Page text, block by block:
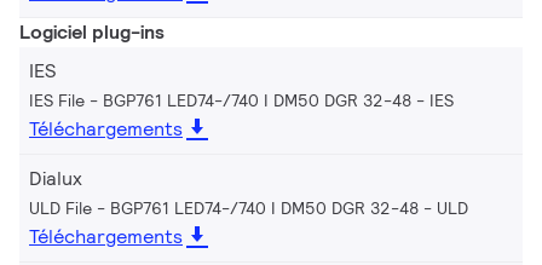
Logiciel plug-ins
IES
IES File - BGP761 LED74-/740 I DM50 DGR 32-48 IES
Téléchargements
Dialux
ULD File - BGP761 LED74-/740 I DM50 DGR 32-48 ULD
Téléchargements